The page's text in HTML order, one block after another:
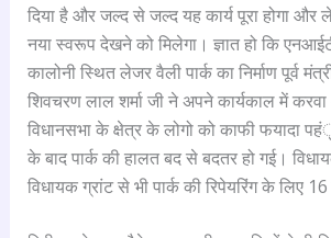
दिया है और जल्द से जल्द यह कार्य पूरा होगा और
नया स्वरूप देखने को मिलेगा। ज्ञात हो कि
कालोनी स्थित लेजर वैली पार्क का निर्माण पूर्व
शिवचरण लाल शर्मा जी ने अपने कार्यकाल में
विधानसभा के क्षेत्र के लोगो को काफी फयादा
के बाद पार्क की हालत बद से बदतर हो गई।
विधायक ग्रांट से भी पार्क की रिपेयरिंग के लिए